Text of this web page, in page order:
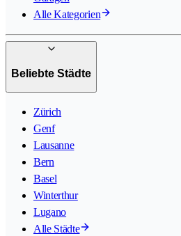
Alle Kategorien
Beliebte Städte
Zürich
Genf
Lausanne
Bern
Basel
Winterthur
Lugano
Alle Städte